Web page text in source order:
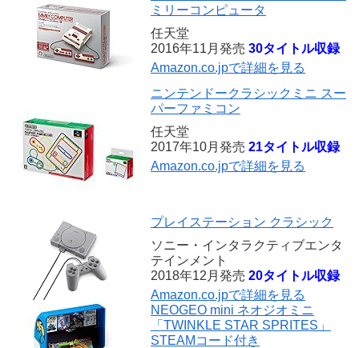
ミリーコンピュータ
任天堂
2016年11月発売 30タイトル収録
Amazon.co.jpで詳細を見る
ニンテンドークラシックミニ スー
パーファミコン
任天堂
2017年10月発売 21タイトル収録
Amazon.co.jpで詳細を見る
プレイステーション クラシック
ソニー・インタラクティブエンタ
テインメント
2018年12月発売 20タイトル収録
Amazon.co.jpで詳細を見る
NEOGEO mini ネオジオミニ
「TWINKLE STAR SPRITES」
STEAMコード付き